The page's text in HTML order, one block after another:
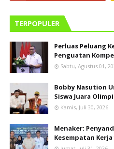
TERPOPULER
Perluas Peluang
Penguatan
Sabtu, Agustus 01,
Bobby Nasution
Siswa Juara
Kamis, Juli 30, 2026
Menaker:
Kesempatan